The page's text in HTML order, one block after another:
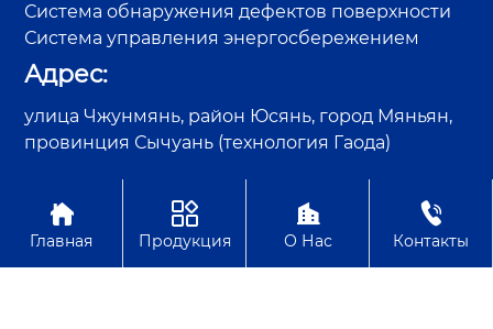
Система обнаружения дефектов поверхности
Система управления энергосбережением
Адрес:
улица Чжунмянь, район Юсянь, город Мяньян,
провинция Сычуань (технология Гаода)
Авторское право©Sichuan GAODA Technology Co., Ltd.

Главная

Продукция

О Нас

Контакты